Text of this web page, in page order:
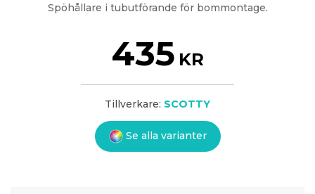
Spöhållare i tubutförande för bommontage.
435 KR
Tillverkare: SCOTTY
Se alla varianter